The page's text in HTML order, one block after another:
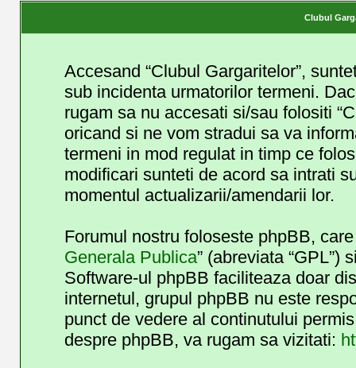
Clubul
Accesand “Clubul Gargaritelor”,
sub incidenta urmatorilor termeni.
rugam sa nu accesati si/sau folositi
oricand si ne vom stradui sa va
termeni in mod regulat in timp ce
modificari sunteti de acord sa intrati
momentul actualizarii/amendarii lor.
Forumul nostru foloseste phpBB,
Generala Publica” (abreviata
Software-ul phpBB faciliteaza doar
internetul, grupul phpBB nu este
punct de vedere al continutului
despre phpBB, va rugam sa vizitati: